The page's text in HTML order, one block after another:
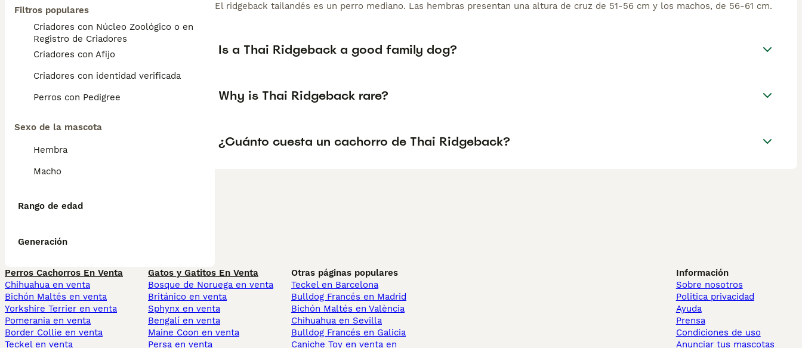
Filtros populares
Criadores con Núcleo Zoológico o en el
Registro de Criadores
Criadores con Afijo
Criadores con identidad verificada
Perros con Pedigree
Sexo de la mascota
Hembra
Macho
Rango de edad
Generación
El ridgeback tailandés es un perro mediano. Las hembras presentan una altura de cruz de 51-56 cm y los machos, de 56-61 cm.
Is a Thai Ridgeback a good family dog?
Why is Thai Ridgeback rare?
¿Cuánto cuesta un cachorro de Thai Ridgeback?
Perros Cachorros En Venta
Chihuahua en venta
Bichón Maltés en venta
Yorkshire Terrier en venta
Pomerania en venta
Border Collie en venta
Teckel en venta
Gatos y Gatitos En Venta
Bosque de Noruega en venta
Británico en venta
Sphynx en venta
Bengalí en venta
Maine Coon en venta
Persa en venta
Otras páginas populares
Teckel en Barcelona
Bulldog Francés en Madrid
Bichón Maltés en València
Chihuahua en Sevilla
Bulldog Francés en Galicia
Caniche Toy en venta en
Información
Sobre nosotros
Politica privacidad
Ayuda
Prensa
Condiciones de uso
Anunciar tus mascotas